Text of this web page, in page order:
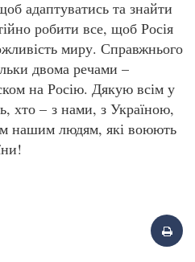
адаптуватись та знайти
робити все, щоб Росія
миру. Справжнього
двома речами –
на Росію. Дякую всім у
хто – з нами, з Україною,
нашим людям, які воюють